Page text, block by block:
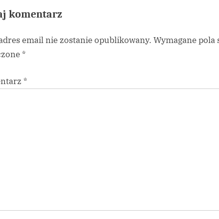
o
:
komentarz
email nie zostanie opublikowany. Wymagane pola
*
*